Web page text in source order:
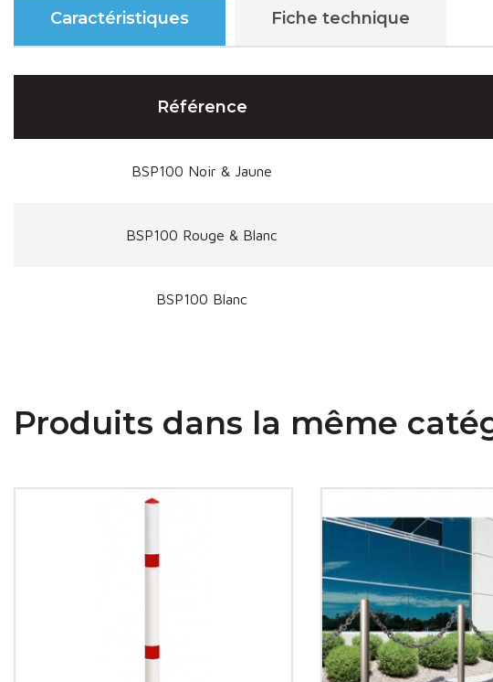
Caractéristiques Fiche technique
Référence
BSP100 Noir & Jaune
BSP100 Rouge & Blanc
BSP100 Blanc
Produits dans la même